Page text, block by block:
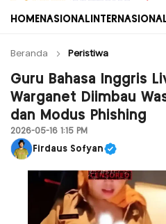
Domain Rakyat
Berita Hari Ini Terkini dan
HOME NASIONAL
Beranda Peristiwa
Guru Bahasa Inggris
Warganet Diimbau
dan Modus Phishing
2026-05-16 1:15 PM
Firdaus Sofyan